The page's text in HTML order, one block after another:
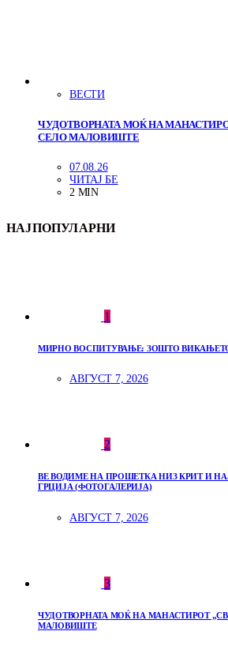
ВЕСТИ
ЧУДОТВОРНАТА МОЌ НА
СЕЛО МАЛОВИШТЕ
07.08.26
ЧИТАЈ БЕ
2 MIN
НАЈПОПУЛАРНИ
1
МИРНО ВОСПИТУВАЊЕ: ЗОШТО
АВГУСТ 7, 2026
2
ВЕ ВОДИМЕ НА ПРОШЕТКА НИЗ КРИТ И
ГРЦИЈА (ФОТОГАЛЕРИЈА)
АВГУСТ 7, 2026
3
ЧУДОТВОРНАТА МОЌ НА МАНАСТИРОТ
МАЛОВИШТЕ